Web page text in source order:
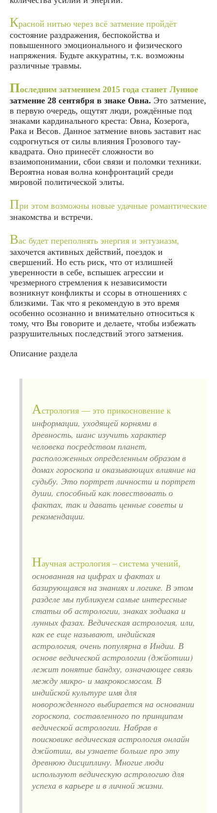
Красной нитью через всё затмение пройдёт
состояние раздражения, беспокойства и
повышенного эмоционального и физического
напряжения. Будьте аккуратны, т.к. возможны
различные травмы.
Последним затмением 2015 года станет Лунное
затмение 28 сентября в знаке Овна. Это затмение,
в первую очередь, ощутят люди, рождённые под
знаками кардинального креста: Овна, Козерога,
Рака и Весов. Данное затмение вновь заставит нас
содрогнуться от силы влияния Грозового тау-
квадрата. Оно принесёт сложности во
взаимопонимании, сбои связи и поломки техники.
Вероятна новая волна конфронтаций среди
мировой политической элиты.
При этом возможны новые удачные романтические
знакомства и встречи.
Вас будет переполнять энергия и энтузиазм,
захочется активных действий, поездок и
свершений. Но есть риск, что от излишней
уверенности в себе, вспышек агрессии и
чрезмерного стремления к независимости
возникнут конфликты и ссоры в отношениях с
близкими. Так что я рекомендую в это время
особенно осознанно и внимательно относиться к
тому, что Вы говорите и делаете, чтобы избежать
разрушительных последствий этого затмения.
Описание раздела
Астрология — это прикосновение к
информации, уходящей корнями в
древность, шанс изучить характер
человека посредством планет,
расположенных определенным образом в
домах гороскопа и оказывающих влияние на
судьбу. Это портрет личности и портрет
души, способный как повествовать о
фактах, так и давать ценные советы и
рекомендации.
Научная астрология – система учений,
основанная на цифрах и фактах и
базирующаяся на знаниях и логике. В этом
разделе мы публикуем самые интересные
статьи об астрологии, знаках зодиака и
лунных фазах. Ведическая астрология, или,
как ее еще называют, индийская
астрология, очень популярна в Индии. В
основе ведической астрологии (джйотиш)
лежит понятие бандху, означающее связь
между микро- и макрокосмосом. В
индийской культуре имя для
новорожденного выбирается на основании
гороскопа, составленного по принципам
ведической астрологии. Набрав в
поисковике ведическая астрология онлайн
джйотиш, вы узнаете больше про эту
древнюю дисциплину. Многие люди
используют ведическую астрологию для
успеха в карьере и в личной жизни.